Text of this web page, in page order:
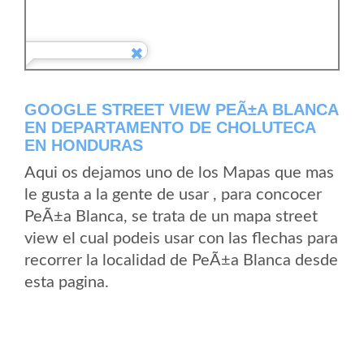
GOOGLE STREET VIEW PEÃ±A BLANCA
EN DEPARTAMENTO DE CHOLUTECA
EN HONDURAS
Aqui os dejamos uno de los Mapas que mas
le gusta a la gente de usar , para concocer
PeÃ±a Blanca, se trata de un mapa street
view el cual podeis usar con las flechas para
recorrer la localidad de PeÃ±a Blanca desde
esta pagina.